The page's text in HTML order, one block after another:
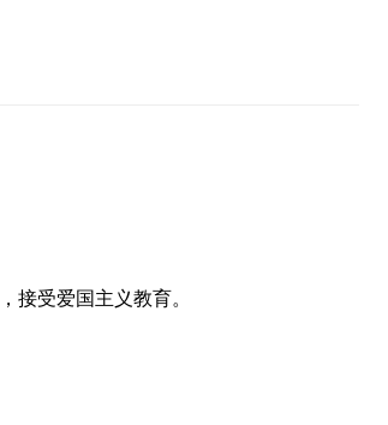
接受爱国主义教育。